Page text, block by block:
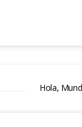
Hola,